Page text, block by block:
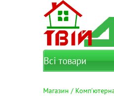
Всі товари
Магазин